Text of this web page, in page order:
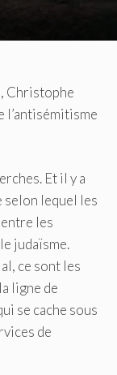
Christophe
l’antisémitisme
Et il y a
selon lequel les
les
judaïsme.
ce sont les
ligne de
se cache sous
de